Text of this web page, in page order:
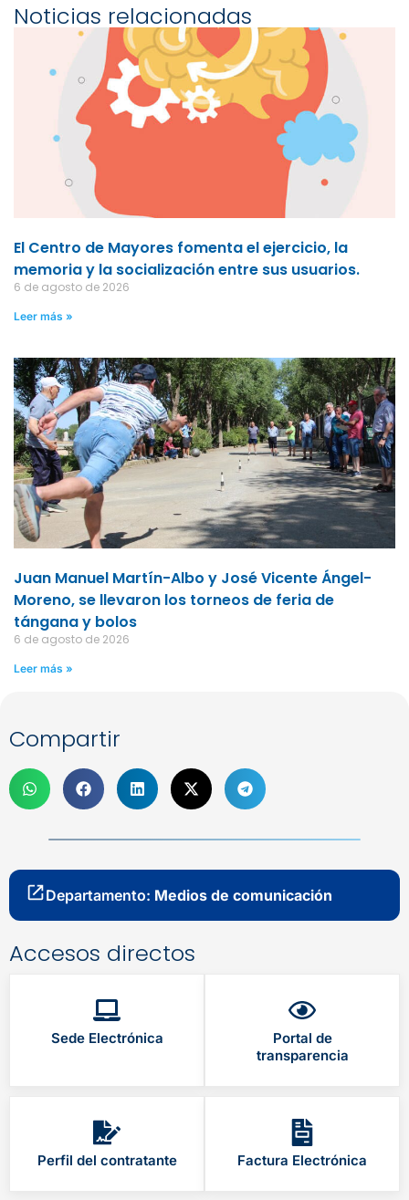
Noticias relacionadas
El Centro de Mayores fomenta el ejercicio, la
memoria y la socialización entre sus usuarios.
6 de agosto de 2026
Leer más »
Juan Manuel Martín-Albo y José Vicente Ángel-
Moreno, se llevaron los torneos de feria de
tángana y bolos
6 de agosto de 2026
Leer más »
Compartir
Departamento: Medios de comunicación
Accesos directos
Sede Electrónica
Portal de
transparencia
Perfil del contratante Factura Electrónica